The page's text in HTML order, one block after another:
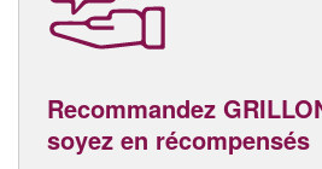
Recommandez
soyez en récompensés